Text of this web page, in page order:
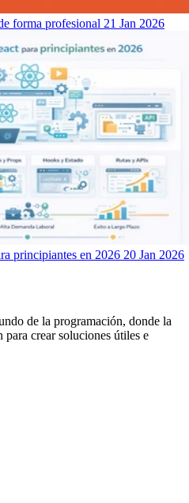
forma profesional 21 Jan 2026
principiantes en 2026 20 Jan 2026
de la programación, donde la
crear soluciones útiles e